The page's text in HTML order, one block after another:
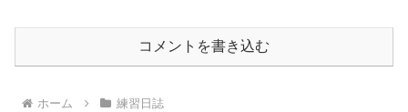
コメントを書き込む
ホーム 練習日誌